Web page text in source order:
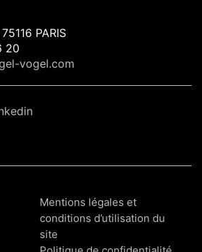
PARIS
20
vogel.com
Mentions légales et
conditions d’utilisation du
site